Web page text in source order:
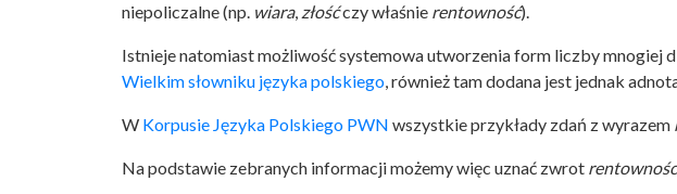
niepoliczalne (np. wiara, złośćczy właśnie rentowność).
Istnieje natomiast możliwość systemowa utworzenia form liczby mnogiej
Wielkim słowniku języka polskiego, również tam dodana jest jednak
W Korpusie Języka Polskiego PWN wszystkie przykłady zdań z wyrazem
Na podstawie zebranych informacji możemy więc uznać zwrot